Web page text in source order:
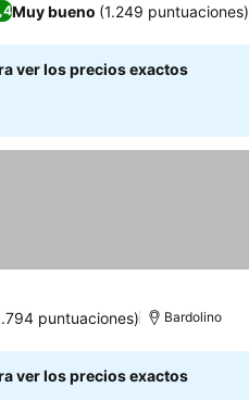
Muy bueno (1.249 puntuaciones)
ver los precios exactos
puntuaciones) Bardolino
ver los precios exactos